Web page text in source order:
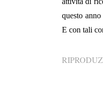
questo
E con tali